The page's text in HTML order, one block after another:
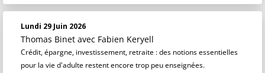
Lundi 29 Juin 2026
Thomas Binet avec Fabien Keryell
Crédit, épargne, investissement, retraite : des notions essentielles
pour la vie d'adulte restent encore trop peu enseignées.